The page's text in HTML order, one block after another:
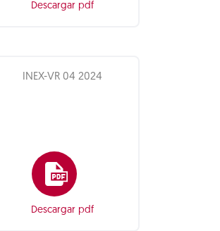
Descargar pdf
INEX-VR 04 2024
Descargar pdf